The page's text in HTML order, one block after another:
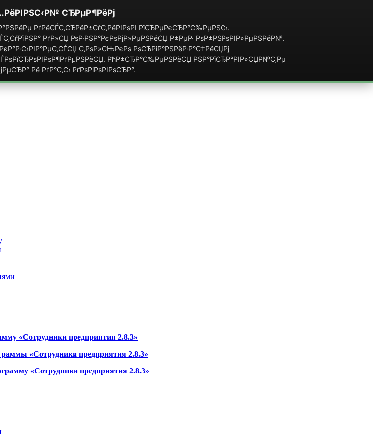
СЂРµР¶РёРј
РґРёСЃС‚СЂРёР±СѓС‚РёРІРѕРІ РїСЂРµРєСЂР°С‰РµРЅС‹.
РґР»СЏ РѕР·РЅР°РєРѕРјР»РµРЅРёСЏ Р±РµР· РѕР±РЅРѕРІР»РµРЅРёР№.
С‚РѕР»СЊРєРѕ РѕСЂРіР°РЅРёР·Р°С†РёСЏРј
РћР±СЂР°С‰РµРЅРёСЏ РЅР°РїСЂР°РІР»СЏР№С‚Рµ
Рё РґР°С‚С‹ РґРѕРіРѕРІРѕСЂР°.
«Сотрудники предприятия 2.8.3»
«Сотрудники предприятия 2.8.3»
«Сотрудники предприятия 2.8.3»